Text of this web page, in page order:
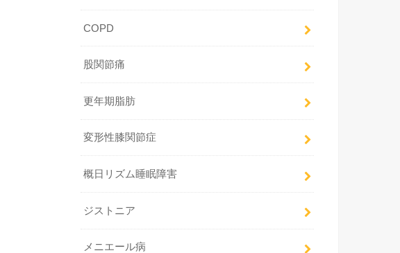
COPD
股関節痛
更年期脂肪
変形性膝関節症
概日リズム睡眠障害
ジストニア
メニエール病